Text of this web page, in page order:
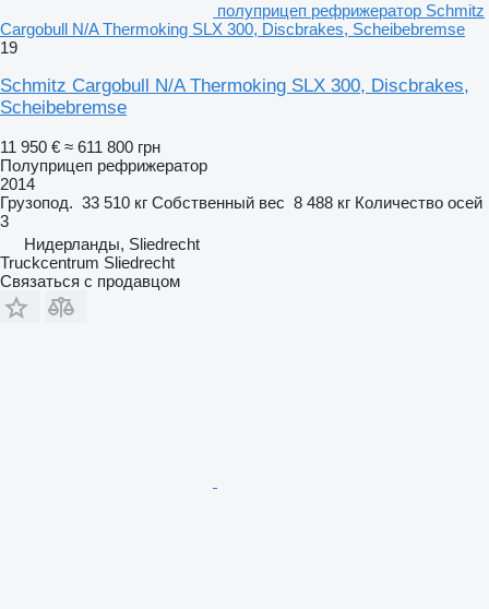
полуприцеп рефрижератор Schmitz
Cargobull N/A Thermoking SLX 300, Discbrakes, Scheibebremse
19
Schmitz Cargobull N/A Thermoking SLX 300, Discbrakes,
Scheibebremse
11 950 € ≈ 611 800 грн
Полуприцеп рефрижератор
2014
Грузопод. 33 510 кг Собственный вес 8 488 кг Количество осей
3
Нидерланды, Sliedrecht
Truckcentrum Sliedrecht
Связаться с продавцом